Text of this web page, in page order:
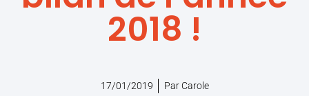
2018 !
17/01/2019 ParCarole